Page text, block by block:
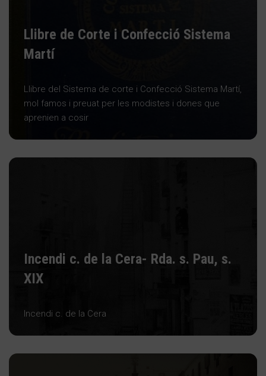
Llibre de Corte i Confecció Sistema
Martí
Llibre del Sistema de corte i Confecció Sistema Martí,
mol famos i preuat per les modistes i dones que
aprenien a cosir
Incendi c. de la Cera- Rda. s. Pau, s.
XIX
Incendi c. de la Cera